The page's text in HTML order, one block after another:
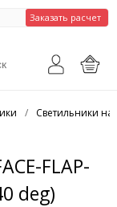
Заказать расчет
/ Светильники
FLAP-
deg)